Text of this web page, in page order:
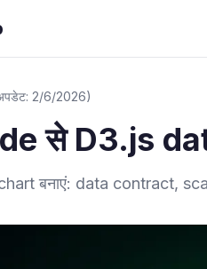
2/6/2026)
से D3.js
बनाएं: data contract,